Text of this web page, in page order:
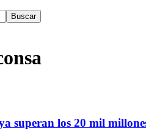
superan los 20 mil